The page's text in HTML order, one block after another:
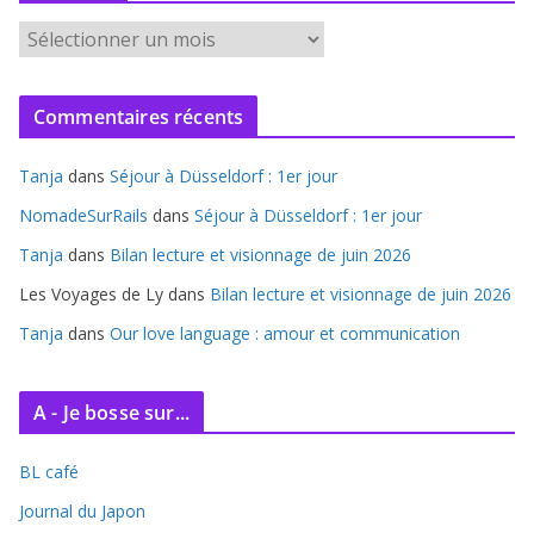
r
c
v
e
Commentaires récents
Tanja dans Séjour à Düsseldorf : 1er jour
NomadeSurRails dans Séjour à Düsseldorf : 1er jour
Tanja dans Bilan lecture et visionnage de juin 2026
Les Voyages de Ly dans Bilan lecture et visionnage de juin 2026
Tanja dans Our love language : amour et communication
A - Je bosse sur...
BL café
Journal du Japon